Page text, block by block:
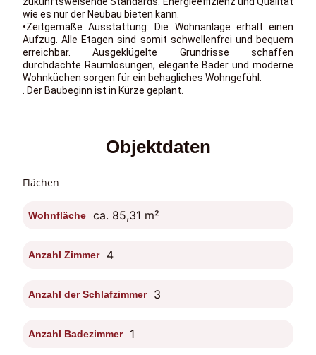
wie es nur der Neubau bieten kann.
•Zeitgemäße Ausstattung: Die Wohnanlage erhält einen
Aufzug. Alle Etagen sind somit schwellenfrei und bequem
erreichbar. Ausgeklügelte Grundrisse schaffen
durchdachte Raumlösungen, elegante Bäder und moderne
Wohnküchen sorgen für ein behagliches Wohngefühl.
. Der Baubeginn ist in Kürze geplant.
Objektdaten
Flächen
Wohnfläche ca. 85,31 m²
Anzahl Zimmer 4
Anzahl der Schlafzimmer 3
Anzahl Badezimmer 1